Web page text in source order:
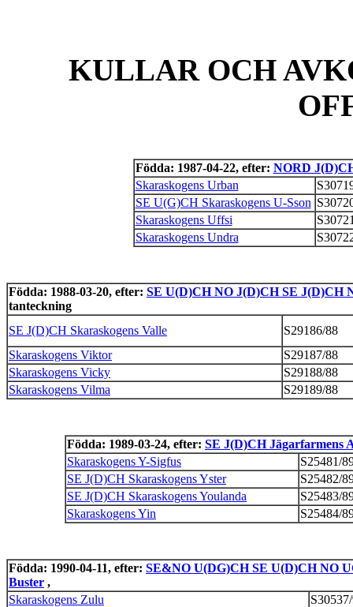
KULLAR OCH
Födda: 1987-04-22, efter: NORD
Skaraskogens Urban
SE U(G)CH Skaraskogens U-Sson
Skaraskogens Uffsi
Skaraskogens Undra
Födda: 1988-03-20, efter: SE U(D)CH NO J(D)CH SE J(D)CH
tanteckning
SE J(D)CH Skaraskogens Valle
S29186/88
Skaraskogens Viktor
S29187/88
Skaraskogens Vicky
S29188/88
Skaraskogens Vilma
S29189/88
Födda: 1989-03-24, efter: SE J(D)CH Jägarfarmens
Skaraskogens Y-Sigfus
S25481/
SE J(D)CH Skaraskogens Yster
S25482/
SE J(D)CH Skaraskogens Youlanda
S25483/
Skaraskogens Yin
S25484/
Födda: 1990-04-11, efter: SE&NO U(DG)CH SE U(D)CH NO
Buster ,
Skaraskogens Zulu